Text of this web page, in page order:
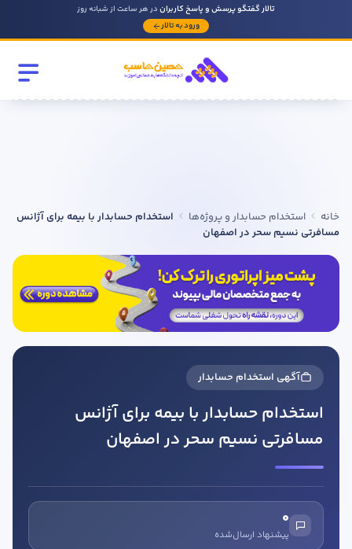
تالار گفتگو پرسش و پاسخ کاربراندر هر ساعت از شبانه روز
ورود به تالار
خانه استخدام حسابدار و پروژه‌ها
استخدام حسابدار با بیمه برای آژانس
مسافرتی نسیم سحر در اصفهان
آگهی استخدام حسابدار
استخدام حسابدار با بیمه برای آژانس
مسافرتی نسیم سحر در اصفهان
0
پیشنهاد ارسال‌شده
روحیه رهبری دارید ؟
بله
خیر
در صورتی که سابقه دارید توضیح مختصر از فعالیتی که در حسابداری
در صورتی که سابقه دارید ، چه مهارت هایی در حسابداری دارید؟